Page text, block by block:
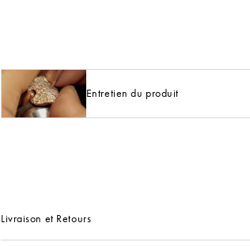
Entretien du produit
Livraison et Retours